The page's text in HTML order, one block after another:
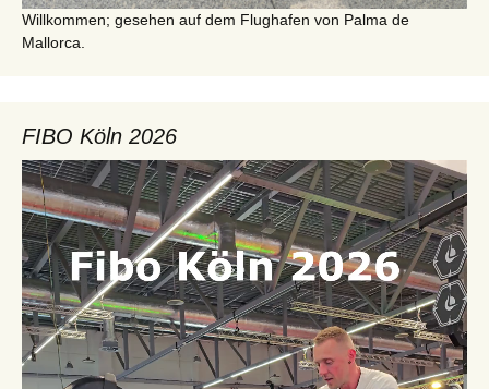
Willkommen; gesehen auf dem Flughafen von Palma de
Mallorca.
FIBO Köln 2026
Video-
Player